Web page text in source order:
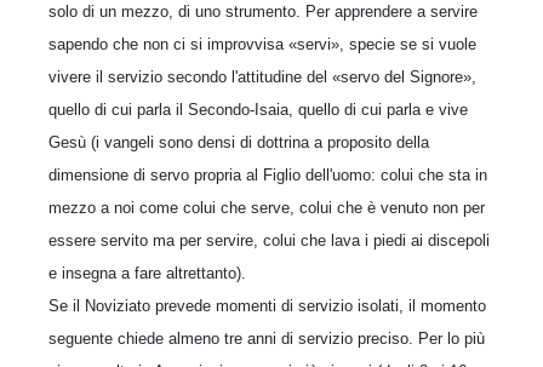
solo di un mezzo, di uno strumento. Per apprendere a servire
sapendo che non ci si improvvisa «servi», specie se si vuole
vivere il servizio secondo l'attitudine del «servo del Signore»,
quello di cui parla il Secondo-Isaia, quello di cui parla e vive
Gesù (i vangeli sono densi di dottrina a proposito della
dimensione di servo propria al Figlio dell'uomo: colui che sta in
mezzo a noi come colui che serve, colui che è venuto non per
essere servito ma per servire, colui che lava i piedi ai discepoli
e insegna a fare altrettanto).
Se il Noviziato prevede momenti di servizio isolati, il momento
seguente chiede almeno tre anni di servizio preciso. Per lo più